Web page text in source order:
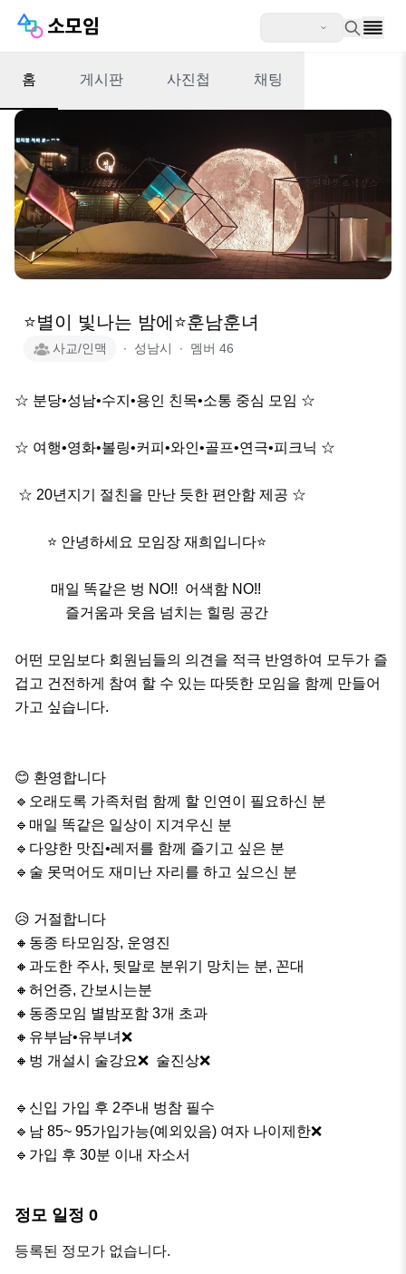
홈 게시판 사진첩 채팅
⭐별이 빛나는 밤에⭐훈남훈녀
사교/인맥 ∙ 성남시 ∙ 멤버 46
☆ 분당•성남•수지•용인 친목•소통 중심 모임 ☆
☆ 여행•영화•볼링•커피•와인•골프•연극•피크닉 ☆
어떤 모임보다 회원님들의 의견을 적극 반영하여 모두가 즐
겁고 건전하게 참여 할 수 있는 따뜻한 모임을 함께 만들어
가고 싶습니다.
😊 환영합니다
🔹️오래도록 가족처럼 함께 할 인연이 필요하신 분
🔹️매일 똑같은 일상이 지겨우신 분
🔹️다양한 맛집•레저를 함께 즐기고 싶은 분
🔹️술 못먹어도 재미난 자리를 하고 싶으신 분
😥 거절합니다
🔸️동종 타모임장, 운영진
🔸️과도한 주사, 뒷말로 분위기 망치는 분, 꼰대
🔸️허언증, 간보시는분
🔸️동종모임 별밤포함 3개 초과
🔸️유부남•유부녀❌
🔸️벙 개설시 술강요❌  술진상❌
🔹️신입 가입 후 2주내 벙참 필수
🔹️남 85~ 95가입가능(예외있음) 여자 나이제한❌
🔹️가입 후 30분 이내 자소서
정모 일정 0
등록된 정모가 없습니다.